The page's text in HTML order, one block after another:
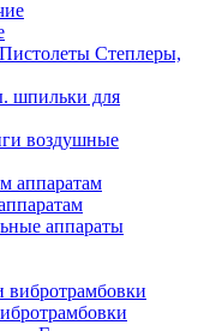
Степлеры,
шпильки для
воздушные
аппараты